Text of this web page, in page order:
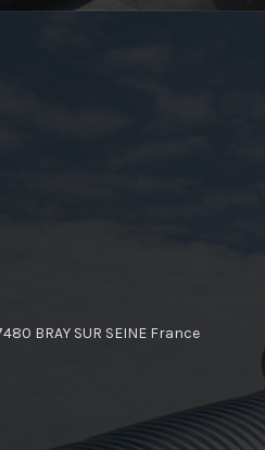
BRAY SUR SEINE France